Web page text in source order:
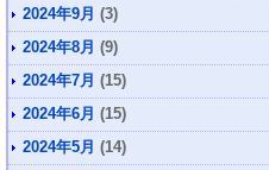
2024年9月 (3)
2024年8月 (9)
2024年7月 (15)
2024年6月 (15)
2024年5月 (14)